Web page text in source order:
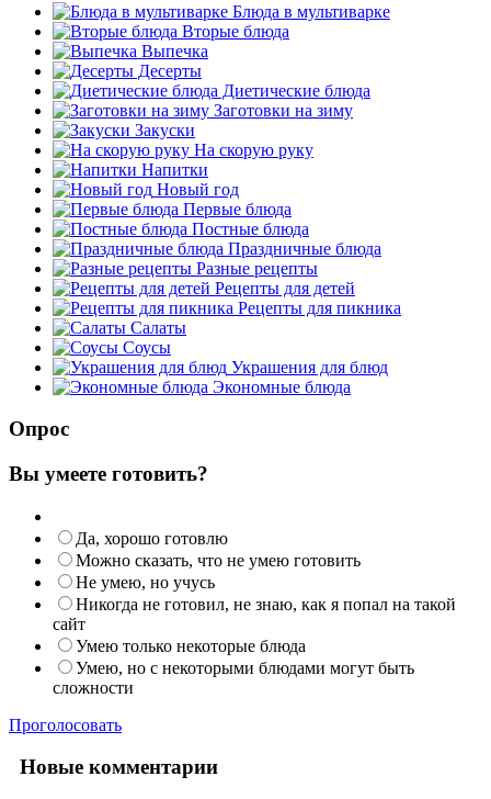
Блюда в мультиварке
Вторые блюда
Выпечка
Десерты
Диетические блюда
Заготовки на зиму
Закуски
На скорую руку
Напитки
Новый год
Первые блюда
Постные блюда
Праздничные блюда
Разные рецепты
Рецепты для детей
Рецепты для пикника
Салаты
Соусы
Украшения для блюд
Экономные блюда
Опрос
Вы умеете готовить?
Да, хорошо готовлю
Можно сказать, что не умею готовить
Не умею, но учусь
Никогда не готовил, не знаю, как я попал на такой
сайт
Умею только некоторые блюда
Умею, но с некоторыми блюдами могут быть
сложности
Проголосовать
Новые комментарии